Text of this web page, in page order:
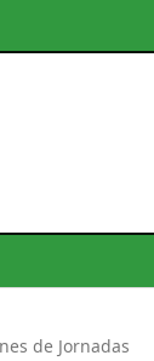
de Jornadas